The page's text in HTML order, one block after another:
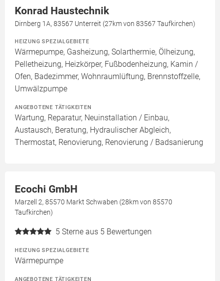
Konrad Haustechnik
Dirnberg 1A, 83567 Unterreit (27km von 83567 Taufkirchen)
HEIZUNG SPEZIALGEBIETE
Wärmepumpe, Gasheizung, Solarthermie, Ölheizung,
Pelletheizung, Heizkörper, Fußbodenheizung, Kamin /
Ofen, Badezimmer, Wohnraumlüftung, Brennstoffzelle,
Umwälzpumpe
ANGEBOTENE TÄTIGKEITEN
Wartung, Reparatur, Neuinstallation / Einbau,
Austausch, Beratung, Hydraulischer Abgleich,
Thermostat, Renovierung, Renovierung / Badsanierung
Ecochi GmbH
Marzell 2, 85570 Markt Schwaben (28km von 85570
Taufkirchen)
5 Sterne aus 5 Bewertungen
HEIZUNG SPEZIALGEBIETE
Wärmepumpe
ANGEBOTENE TÄTIGKEITEN